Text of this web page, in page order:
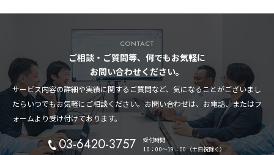
CONTACT
ご相談・ご質問等、何でもお気軽に
お問い合わせください。
サービス内容の詳細や実績に関するご質問など、気になることがございまし
たらいつでもお気軽にご相談ください。お問い合わせは、お電話、またはフ
ォームより受け付けております。
03-6420-3757
受付時間
10：00〜19：00（土日祝除く）